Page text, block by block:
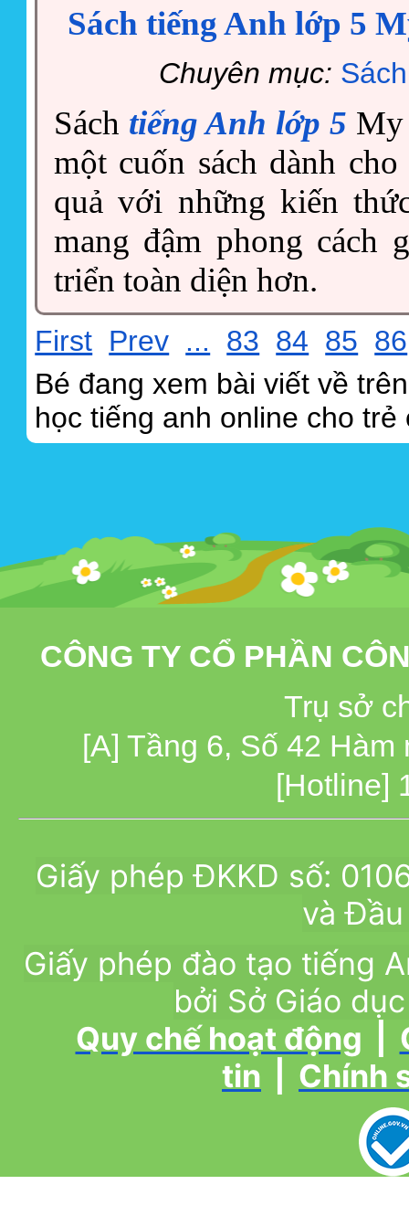
Sách tiếng Anh lớp 5
Chuyên mục:
Sách tiếng Anh lớp 5 My
một cuốn sách dành
quả với những kiến
mang đậm phong cách
triển toàn diện hơn.
First Prev ... 83 84 85 86
Bé đang xem bài viết về
học tiếng anh online cho
CÔNG TY CỔ PHẦN
Trụ sở
[A] Tầng 6, Số 42
[Hotline]
Giấy phép ĐKKD số:
và
Giấy phép đào tạo tiếng
bởi Sở Giáo
Quy chế hoạt động
tin
Chính